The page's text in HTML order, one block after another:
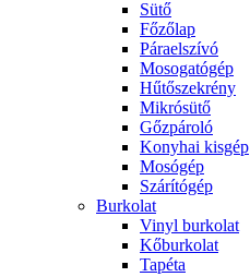
Sütő
Főzőlap
Páraelszívó
Mosogatógép
Hűtőszekrény
Mikrósütő
Gőzpároló
Konyhai kisgép
Mosógép
Szárítógép
Burkolat
Vinyl burkolat
Kőburkolat
Tapéta